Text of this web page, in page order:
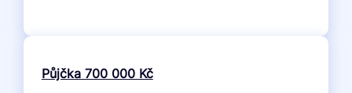
Půjčka 700 000 Kč